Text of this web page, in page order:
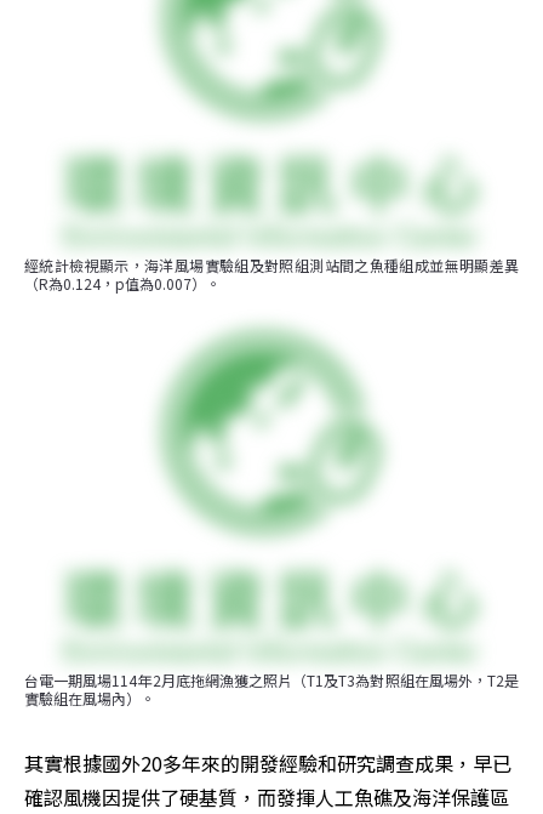
經統計檢視顯示，海洋風場實驗組及對照組測站間之魚種組成並無明顯差異
（R為0.124，p值為0.007）。
台電一期風場114年2月底拖網漁獲之照片（T1及T3為對照組在風場外，T2是
實驗組在風場內）。
其實根據國外20多年來的開發經驗和研究調查成果，早已
確認風機因提供了硬基質，而發揮人工魚礁及海洋保護區